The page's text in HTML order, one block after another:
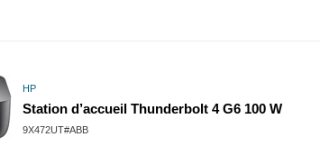
HP
Station d’accueil Thunderbolt 4 G6 100 W
9X472UT#ABB